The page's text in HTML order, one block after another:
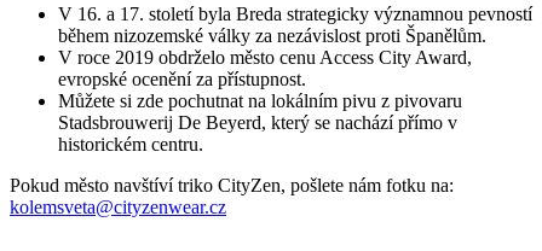
V 16. a 17. století byla Breda strategicky významnou pevností
během nizozemské války za nezávislost proti Španělům.
V roce 2019 obdrželo město cenu Access City Award,
evropské ocenění za přístupnost.
Můžete si zde pochutnat na lokálním pivu z pivovaru
Stadsbrouwerij De Beyerd, který se nachází přímo v
historickém centru.
Pokud město navštíví triko CityZen, pošlete nám fotku na:
kolemsveta@cityzenwear.cz